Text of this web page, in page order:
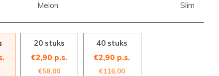
Melon Slim
20 stuks
€2,90 p.s.
€58,00
40 stuks
€2,90 p.s.
€116,00